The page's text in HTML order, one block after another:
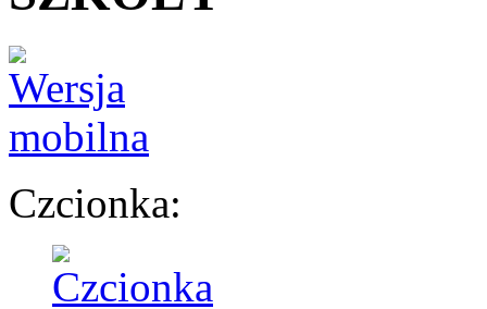
Czcionka: